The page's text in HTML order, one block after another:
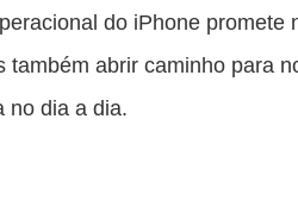
do iPhone promete
também abrir caminho para
no dia a dia.